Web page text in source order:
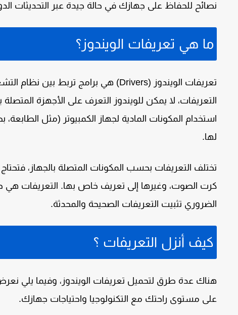
نصائح للحفاظ على جهازك في حالة جيدة عبر التحديثات
ما هي تعريفات الويندوز؟
التعريفات، لا يمكن للويندوز التعرف على الأجهزة
استخدام المكونات المادية لجهاز الكمبيوتر (مثل
لها.
تختلف التعريفات بحسب المكونات المتصلة بالجهاز،
كرت الصوت، وغيرها إلى تعريف خاص بها. التعريفات هي
الضروري تثبيت التعريفات الصحيحة والمحدثة.
كيف أنزل التعريفات ؟
هناك عدة طرق لتحميل تعريفات الويندوز، وفيما يلي
على مستوى راحتك مع التكنولوجيا واحتياجات جهازك.